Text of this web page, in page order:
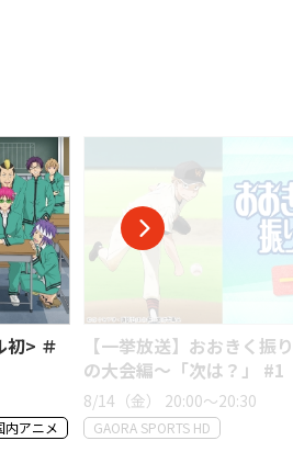
〜夏
シンエイ動画創立50周
1「ウミガメと少年」
8/15（土） 07:00〜08:00
テレ朝チャンネル２